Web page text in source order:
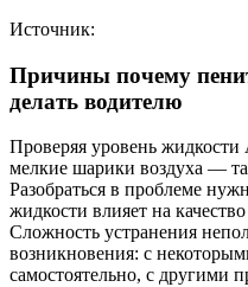
Источник:
Причины почему
делать водителю
Проверяя уровень
мелкие шарики воздуха —
Разобраться в проблеме
жидкости влияет на
Сложность устранения
возникновения: с
самостоятельно, с другими